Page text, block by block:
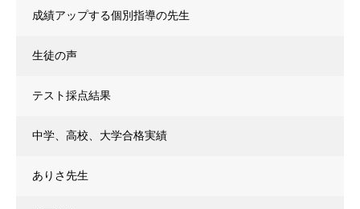
成績アップする個別指導の先生
生徒の声
テスト採点結果
中学、高校、大学合格実績
ありさ先生